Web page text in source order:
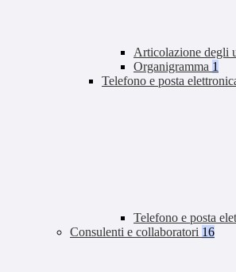
Articolazione degli
Organigramma 1
Telefono e posta
Telefono e posta
Consulenti e collaboratori 16